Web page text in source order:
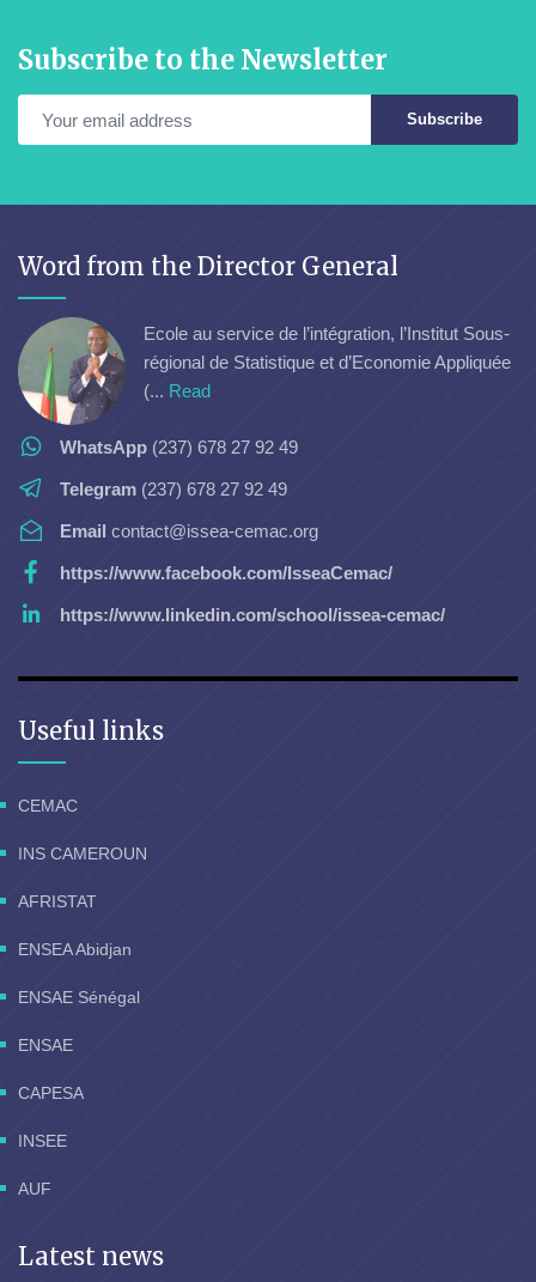
Subscribe to the Newsletter
Subscribe
Word from the Director General
Ecole au service de l’intégration, l’Institut Sous-
régional de Statistique et d’Economie Appliquée
(... Read
WhatsApp (237) 678 27 92 49
Telegram (237) 678 27 92 49
Email contact@issea-cemac.org
https://www.facebook.com/IsseaCemac/
https://www.linkedin.com/school/issea-cemac/
Useful links
CEMAC
INS CAMEROUN
AFRISTAT
ENSEA Abidjan
ENSAE Sénégal
ENSAE
CAPESA
INSEE
AUF
Latest news